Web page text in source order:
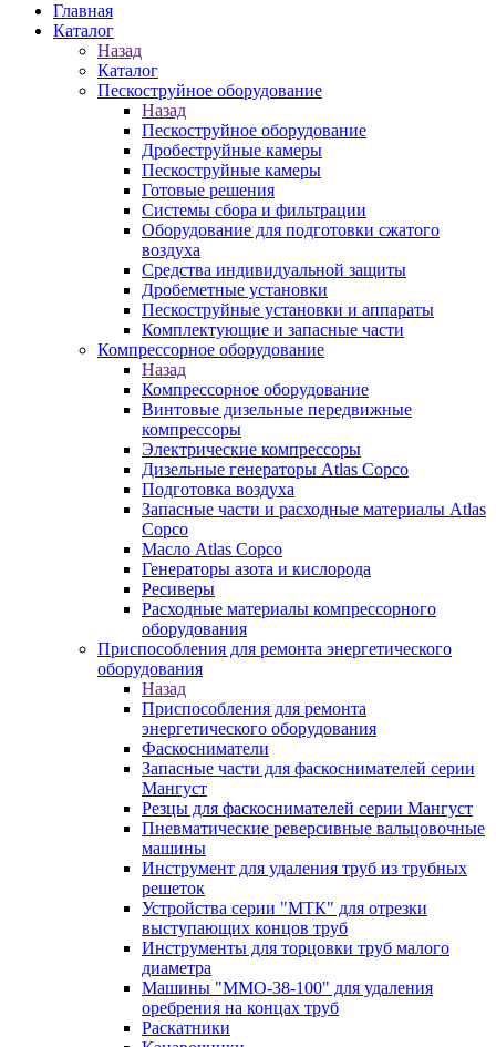
Главная
Каталог
Назад
Каталог
Пескоструйное оборудование
Назад
Пескоструйное оборудование
Дробеструйные камеры
Пескоструйные камеры
Готовые решения
Системы сбора и фильтрации
Оборудование для подготовки сжатого
воздуха
Средства индивидуальной защиты
Дробеметные установки
Пескоструйные установки и аппараты
Комплектующие и запасные части
Компрессорное оборудование
Назад
Компрессорное оборудование
Винтовые дизельные передвижные
компрессоры
Электрические компрессоры
Дизельные генераторы Atlas Copco
Подготовка воздуха
Запасные части и расходные материалы Atlas
Copco
Масло Atlas Copco
Генераторы азота и кислорода
Ресиверы
Расходные материалы компрессорного
оборудования
Приспособления для ремонта энергетического
оборудования
Назад
Приспособления для ремонта
энергетического оборудования
Фаскосниматели
Запасные части для фаскоснимателей серии
Мангуст
Резцы для фаскоснимателей серии Мангуст
Пневматические реверсивные вальцовочные
машины
Инструмент для удаления труб из трубных
решеток
Устройства серии "МТК" для отрезки
выступающих концов труб
Инструменты для торцовки труб малого
диаметра
Машины "ММО-38-100" для удаления
оребрения на концах труб
Раскатники